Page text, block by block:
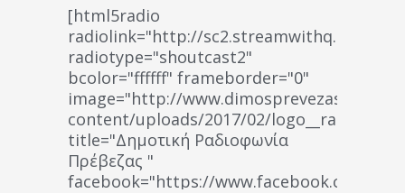
[html5radio
radiolink="http://
radiotype="shoutcast2"
bcolor="ffffff" frameborder="0"
image="http://www.dimosprevezas.gr/wp-
content/uploads/2017/02/
title="Δημοτική Ραδιοφωνία
Πρέβεζας "
facebook="https://www.facebook.com/